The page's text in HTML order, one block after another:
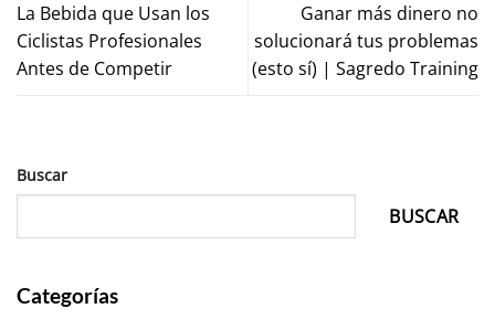
La Bebida que Usan los
Ciclistas Profesionales
Antes de Competir
Ganar más dinero no
solucionará tus problemas
(esto sí) | Sagredo Training
Buscar
BUSCAR
Categorías